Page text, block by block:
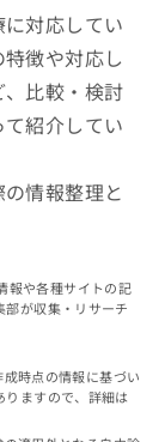
対応してい
徴や対応し
比較・検討
紹介してい
情報整理と
報や各種サイトの記
が収集・リサーチ
時点の情報に基づい
ますので、詳細は